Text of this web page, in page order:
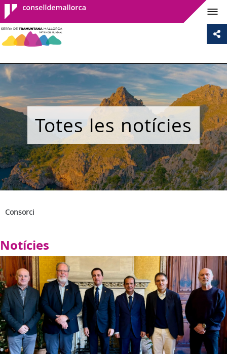
Consell de
Mallorca
Totes les notícies
Consorci
Notícies